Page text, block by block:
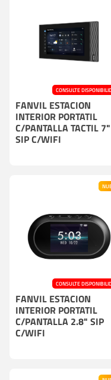
CONSULTE
FANVIL ESTACION
INTERIOR PORTATIL
C/PANTALLA TACTIL 7"
SIP C/WIFI
CONSULTE
FANVIL ESTACION
INTERIOR PORTATIL
C/PANTALLA 2.8" SIP
C/WIFI